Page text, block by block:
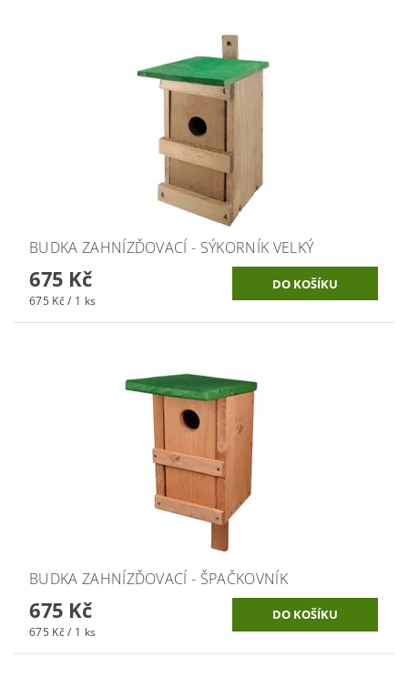
BUDKA ZAHNÍZĎOVACÍ - SÝKORNÍK VELKÝ
675 Kč
675 Kč / 1 ks
BUDKA ZAHNÍZĎOVACÍ - ŠPAČKOVNÍK
675 Kč
675 Kč / 1 ks